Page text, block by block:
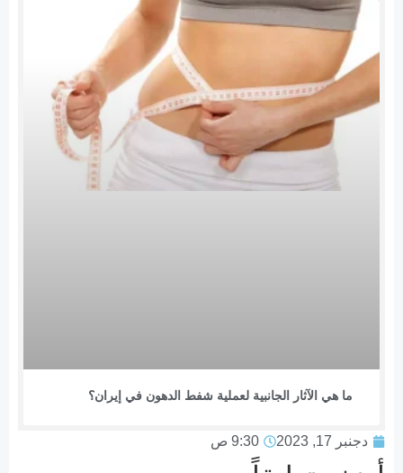
ما هي الآثار الجانبية لعملية شفط الدهون في إيران؟
دجنبر 17, 2023 9:30 ص